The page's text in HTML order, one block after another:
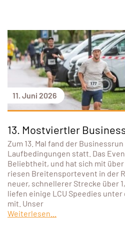
11. Juni 2026
13. Mostviertler
Zum 13. Mal fand der
Laufbedingungen statt. Das
Beliebtheit, und hat sich mit
riesen Breitensportevent in der
neuer, schnellerer Strecke über
liefen einige LCU Speedies
mit. Unser
Weiterlesen...